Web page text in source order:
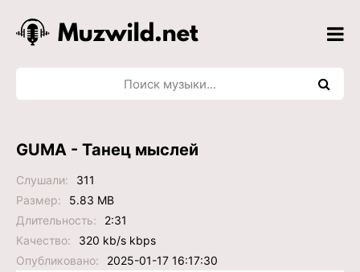
GUMA - Танец мыслей
Слушали:
311
Размер:
5.83 MB
Длительность:
2:31
Качество:
320 kb/s kbps
Опубликовано:
2025-01-17 16:17:30